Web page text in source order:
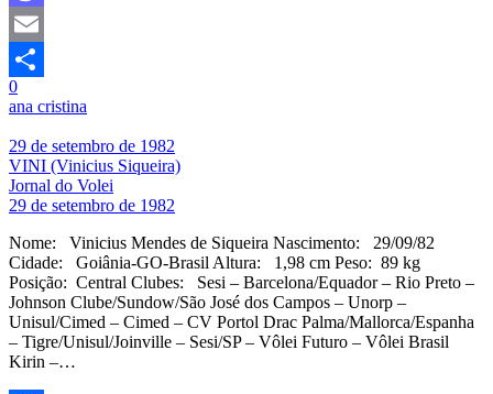
Mastodon
Email
Share
0
ana cristina
29 de setembro de 1982
VINI (Vinicius Siqueira)
Jornal do Volei
29 de setembro de 1982
Nome: Vinicius Mendes de Siqueira Nascimento: 29/09/82
Cidade: Goiânia-GO-Brasil Altura: 1,98 cm Peso: 89 kg
Posição: Central Clubes: Sesi – Barcelona/Equador – Rio Preto –
Johnson Clube/Sundow/São José dos Campos – Unorp –
Unisul/Cimed – Cimed – CV Portol Drac Palma/Mallorca/Espanha
– Tigre/Unisul/Joinville – Sesi/SP – Vôlei Futuro – Vôlei Brasil
Kirin –…